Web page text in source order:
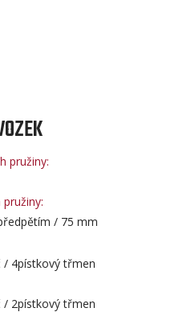
pružiny:
/ 75 mm
/ 4pístkový třmen
/ 2pístkový třmen